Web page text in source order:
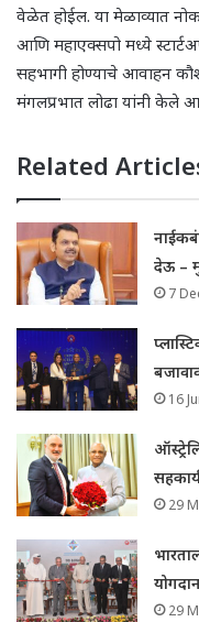
वेळेत होईल. या मेळाव्यात
आणि महाएक्सपो मध्ये
सहभागी होण्याचे आवाहन
मंगलप्रभात लोढा यांनी केले
Related
देऊ –
7
16
29
29